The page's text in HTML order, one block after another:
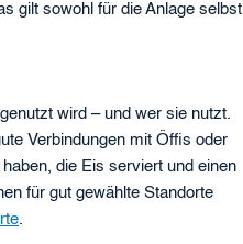
gilt sowohl für die Anlage selbst
wird – und wer sie nutzt.
Verbindungen mit Öffis oder
die Eis serviert und einen
für gut gewählte Standorte
.